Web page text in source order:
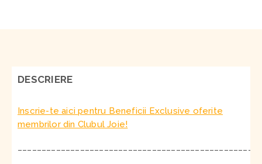
DESCRIERE
Inscrie-te aici pentru Beneficii Exclusive oferite
membrilor din Clubul Joie!